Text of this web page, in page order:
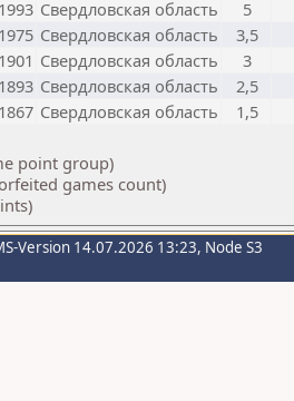
1993 Свердловская область 5
1975 Свердловская область 3,5
1901 Свердловская область 3
1893 Свердловская область 2,5
1867 Свердловская область 1,5
point group)
games count)
Version 14.07.2026 13:23, Node S3